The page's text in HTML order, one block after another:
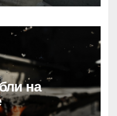
на